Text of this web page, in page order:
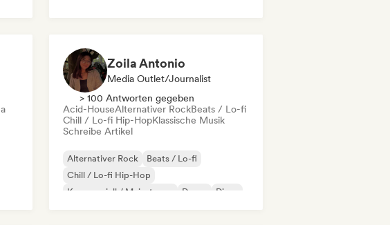
Zoila Antonio
Media Outlet/Journalist
> 100 Antworten gegeben
Acid-HouseAlternativer RockBeats / Lo-fi
Chill / Lo-fi Hip-HopKlassische Musik
Schreibe Artikel
Alternativer Rock
Beats / Lo-fi
Chill / Lo-fi Hip-Hop
Kommerziell / Mainstream
Dance
Disco